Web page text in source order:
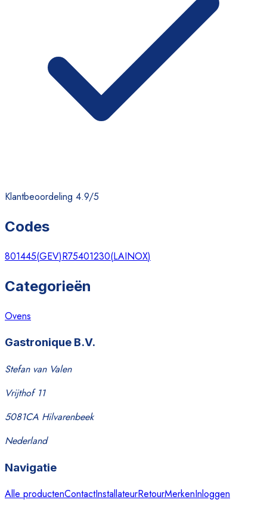
Klantbeoordeling 4.9/5
Codes
801445(GEV)R75401230(LAINOX)
Categorieën
Ovens
Gastronique B.V.
Stefan van Valen
Vrijthof 11
5081CA Hilvarenbeek
Nederland
Navigatie
Alle productenContactInstallateurRetourMerkenInloggen